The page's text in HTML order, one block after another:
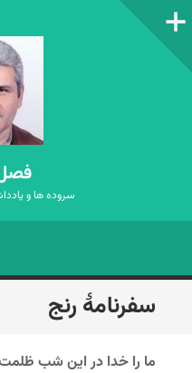
ستون‌کناری
سروده ها و
رفتن
به
سفرنامۀ رنج
ما را خدا در این شب ظلمت